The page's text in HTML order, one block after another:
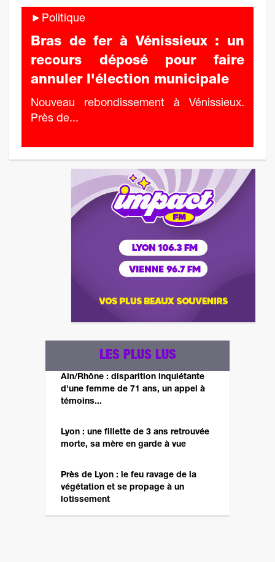
►Politique
Bras de fer à Vénissieux : un
recours déposé pour faire
annuler l'élection municipale
Nouveau rebondissement à Vénissieux.
Près de...
LES PLUS LUS
Ain/Rhône : disparition inquiétante
d'une femme de 71 ans, un appel à
témoins...
Lyon : une fillette de 3 ans retrouvée
morte, sa mère en garde à vue
Près de Lyon : le feu ravage de la
végétation et se propage à un
lotissement